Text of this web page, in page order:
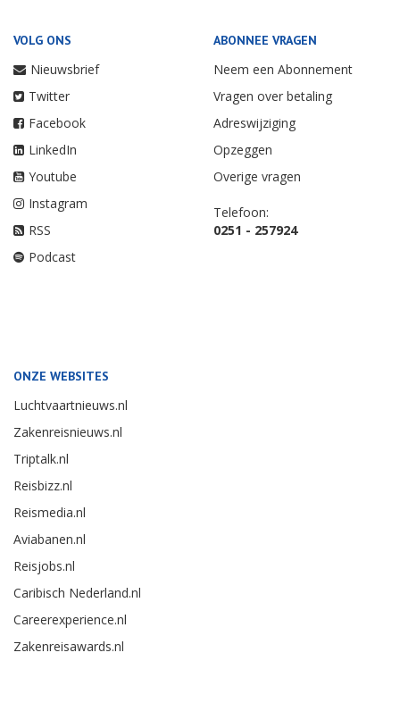
VOLG ONS
Nieuwsbrief
Twitter
Facebook
LinkedIn
Youtube
Instagram
RSS
Podcast
ABONNEE VRAGEN
Neem een Abonnement
Vragen over betaling
Adreswijziging
Opzeggen
Overige vragen
Telefoon:
0251 - 257924
ONZE WEBSITES
Luchtvaartnieuws.nl
Zakenreisnieuws.nl
Triptalk.nl
Reisbizz.nl
Reismedia.nl
Aviabanen.nl
Reisjobs.nl
Caribisch Nederland.nl
Careerexperience.nl
Zakenreisawards.nl